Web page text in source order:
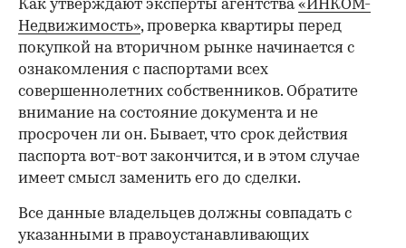
Как утверждают эксперты агентства«ИНКОМ-
Недвижимость», проверка квартиры перед
покупкой на вторичном рынке начинается с
ознакомления с паспортами всех
совершеннолетних собственников. Обратите
внимание на состояние документа и не
просрочен ли он. Бывает, что срок действия
паспорта вот-вот закончится, и в этом случае
имеет смысл заменить его до сделки.
Все данные владельцев должны совпадать с
указанными в правоустанавливающих